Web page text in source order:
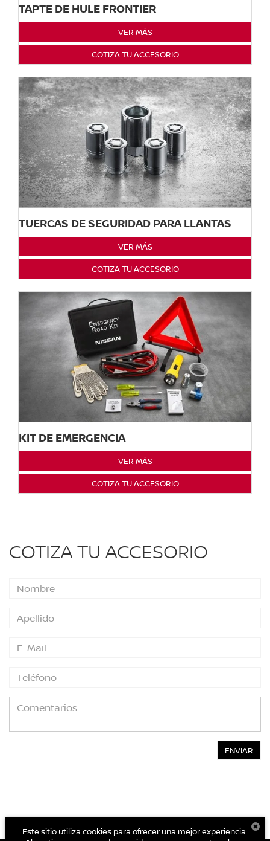
TAPTE DE HULE FRONTIER
VER MÁS
COTIZA TU ACCESORIO
TUERCAS DE SEGURIDAD PARA LLANTAS
VER MÁS
COTIZA TU ACCESORIO
KIT DE EMERGENCIA
VER MÁS
COTIZA TU ACCESORIO
COTIZA TU ACCESORIO
Este sitio utiliza cookies para ofrecer una mejor experiencia.